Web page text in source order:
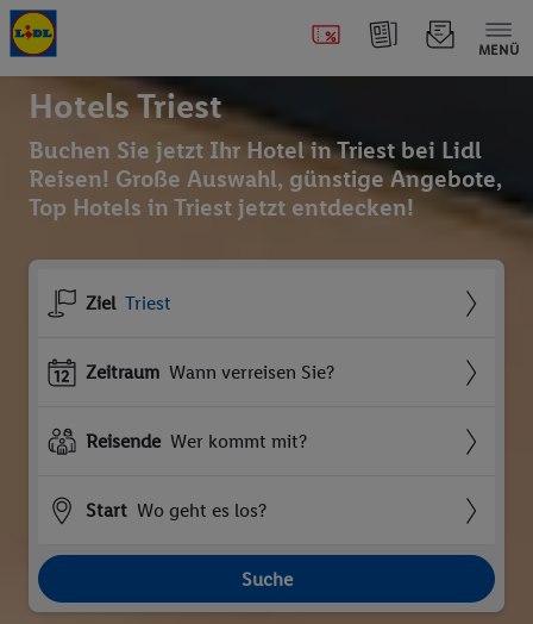
MENÜ
Hotels Triest
Buchen Sie jetzt Ihr Hotel in Triest bei Lidl
Reisen! Große Auswahl, günstige Angebote,
Top Hotels in Triest jetzt entdecken!
Ziel Triest
Zeitraum Wann verreisen Sie?
Reisende Wer kommt mit?
Start Wo geht es los?
Suche